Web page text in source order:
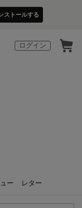
ストールする
ログイン
ー レター